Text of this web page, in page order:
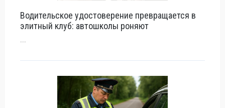
Водительское удостоверение превращается в
элитный клуб: автошколы роняют
...